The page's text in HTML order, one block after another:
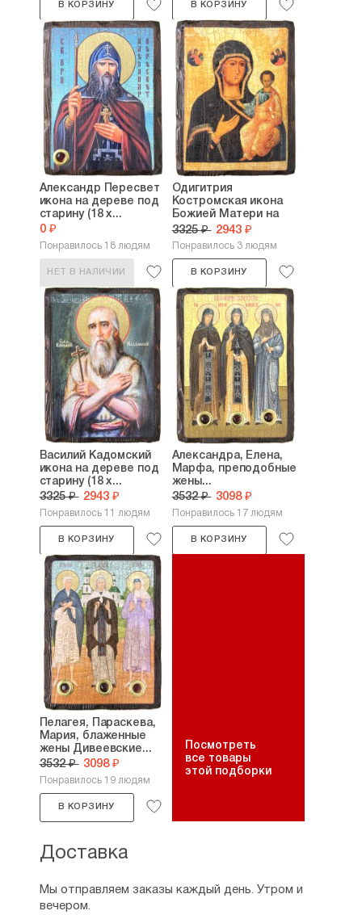
В КОРЗИНУ В КОРЗИНУ
Александр Пересвет
икона на дереве под
старину (18 х...
0 ₽
Понравилось 18 людям
НЕТ В НАЛИЧИИ
Одигитрия
Костромская икона
Божией Матери на
дереве...
3325 ₽ 2943 ₽
Понравилось 3 людям
В КОРЗИНУ
Василий Кадомский
икона на дереве под
старину (18 х...
3325 ₽ 2943 ₽
Понравилось 11 людям
В КОРЗИНУ
Александра, Елена,
Марфа, преподобные
жены...
3532 ₽ 3098 ₽
Понравилось 17 людям
В КОРЗИНУ
Пелагея, Параскева,
Мария, блаженные
жены Дивеевские...
3532 ₽ 3098 ₽
Понравилось 19 людям
В КОРЗИНУ
Посмотреть
все товары
этой подборки
Доставка
Мы отправляем заказы каждый день. Утром и
вечером.